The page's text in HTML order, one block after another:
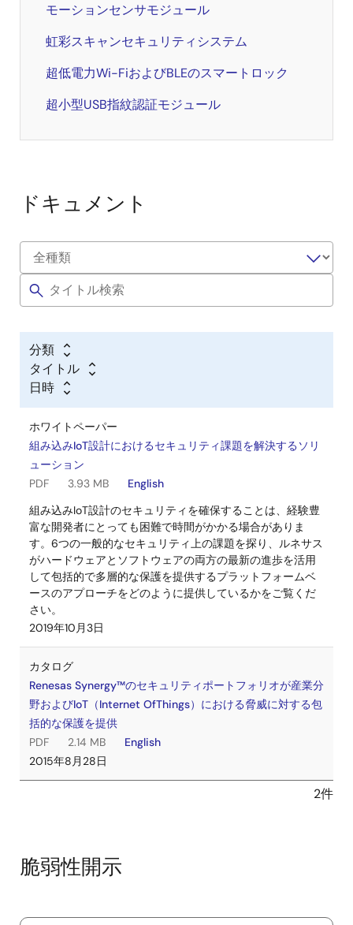
モーションセンサモジュール
虹彩スキャンセキュリティシステム
超低電力Wi-FiおよびBLEのスマートロック
超小型USB指紋認証モジュール
ドキュメント
分類
タイトル
日時
ホワイトペーパー
組み込みIoT設計におけるセキュリティ課題を解決するソリ
ューション
PDF
3.93 MB
English
組み込みIoT設計のセキュリティを確保することは、経験豊
富な開発者にとっても困難で時間がかかる場合がありま
す。6つの一般的なセキュリティ上の課題を探り、ルネサス
がハードウェアとソフトウェアの両方の最新の進歩を活用
して包括的で多層的な保護を提供するプラットフォームベ
ースのアプローチをどのように提供しているかをご覧くだ
さい。
2019年10月3日
カタログ
Renesas Synergy™のセキュリティポートフォリオが産業分
野およびIoT（Internet OfThings）における脅威に対する包
括的な保護を提供
PDF
2.14 MB
English
2015年8月28日
2件
脆弱性開示